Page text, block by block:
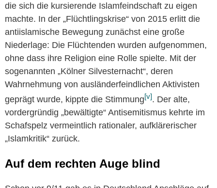
die sich die kursierende Islamfeindschaft zu eigen
machte. In der „Flüchtlingskrise“ von 2015 erlitt die
antiislamische Bewegung zunächst eine große
Niederlage: Die Flüchtenden wurden aufgenommen,
ohne dass ihre Religion eine Rolle spielte. Mit der
sogenannten „Kölner Silvesternacht“, deren
Wahrnehmung von ausländerfeindlichen Aktivisten
geprägt wurde, kippte die Stimmung[v]. Der alte,
vordergründig „bewältigte“ Antisemitismus kehrte im
Schafspelz vermeintlich rationaler, aufklärerischer
„Islamkritik“ zurück.
Auf dem rechten Auge blind